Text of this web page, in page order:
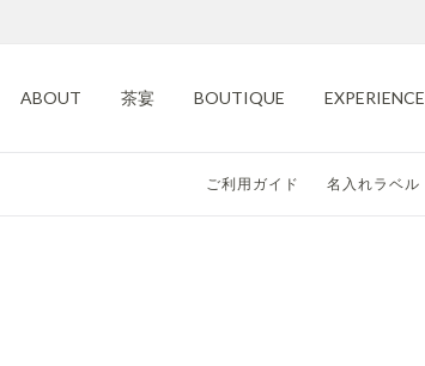
ABOUT 茶宴 BOUTIQUE EXPERIENCE
その他
ご利用ガイド 名入れラベル